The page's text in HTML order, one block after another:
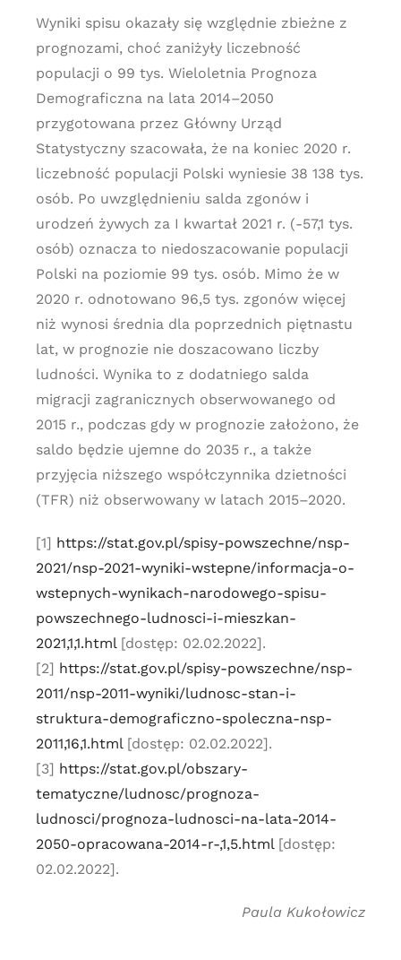
Wyniki spisu okazały się względnie zbieżne z
prognozami, choć zaniżyły liczebność
populacji o 99 tys. Wieloletnia Prognoza
Demograficzna na lata 2014–2050
przygotowana przez Główny Urząd
Statystyczny szacowała, że na koniec 2020 r.
liczebność populacji Polski wyniesie 38 138 tys.
osób. Po uwzględnieniu salda zgonów i
urodzeń żywych za I kwartał 2021 r. (-57,1 tys.
osób) oznacza to niedoszacowanie populacji
Polski na poziomie 99 tys. osób. Mimo że w
2020 r. odnotowano 96,5 tys. zgonów więcej
niż wynosi średnia dla poprzednich piętnastu
lat, w prognozie nie doszacowano liczby
ludności. Wynika to z dodatniego salda
migracji zagranicznych obserwowanego od
2015 r., podczas gdy w prognozie założono, że
saldo będzie ujemne do 2035 r., a także
przyjęcia niższego współczynnika dzietności
(TFR) niż obserwowany w latach 2015–2020.
[1] https://stat.gov.pl/spisy-powszechne/nsp-
2021/nsp-2021-wyniki-wstepne/informacja-o-
wstepnych-wynikach-narodowego-spisu-
powszechnego-ludnosci-i-mieszkan-
2021,1,1.html [dostęp: 02.02.2022].
[2] https://stat.gov.pl/spisy-powszechne/nsp-
2011/nsp-2011-wyniki/ludnosc-stan-i-
struktura-demograficzno-spoleczna-nsp-
2011,16,1.html [dostęp: 02.02.2022].
[3] https://stat.gov.pl/obszary-
tematyczne/ludnosc/prognoza-
ludnosci/prognoza-ludnosci-na-lata-2014-
2050-opracowana-2014-r-,1,5.html [dostęp:
02.02.2022].
Paula Kukołowicz